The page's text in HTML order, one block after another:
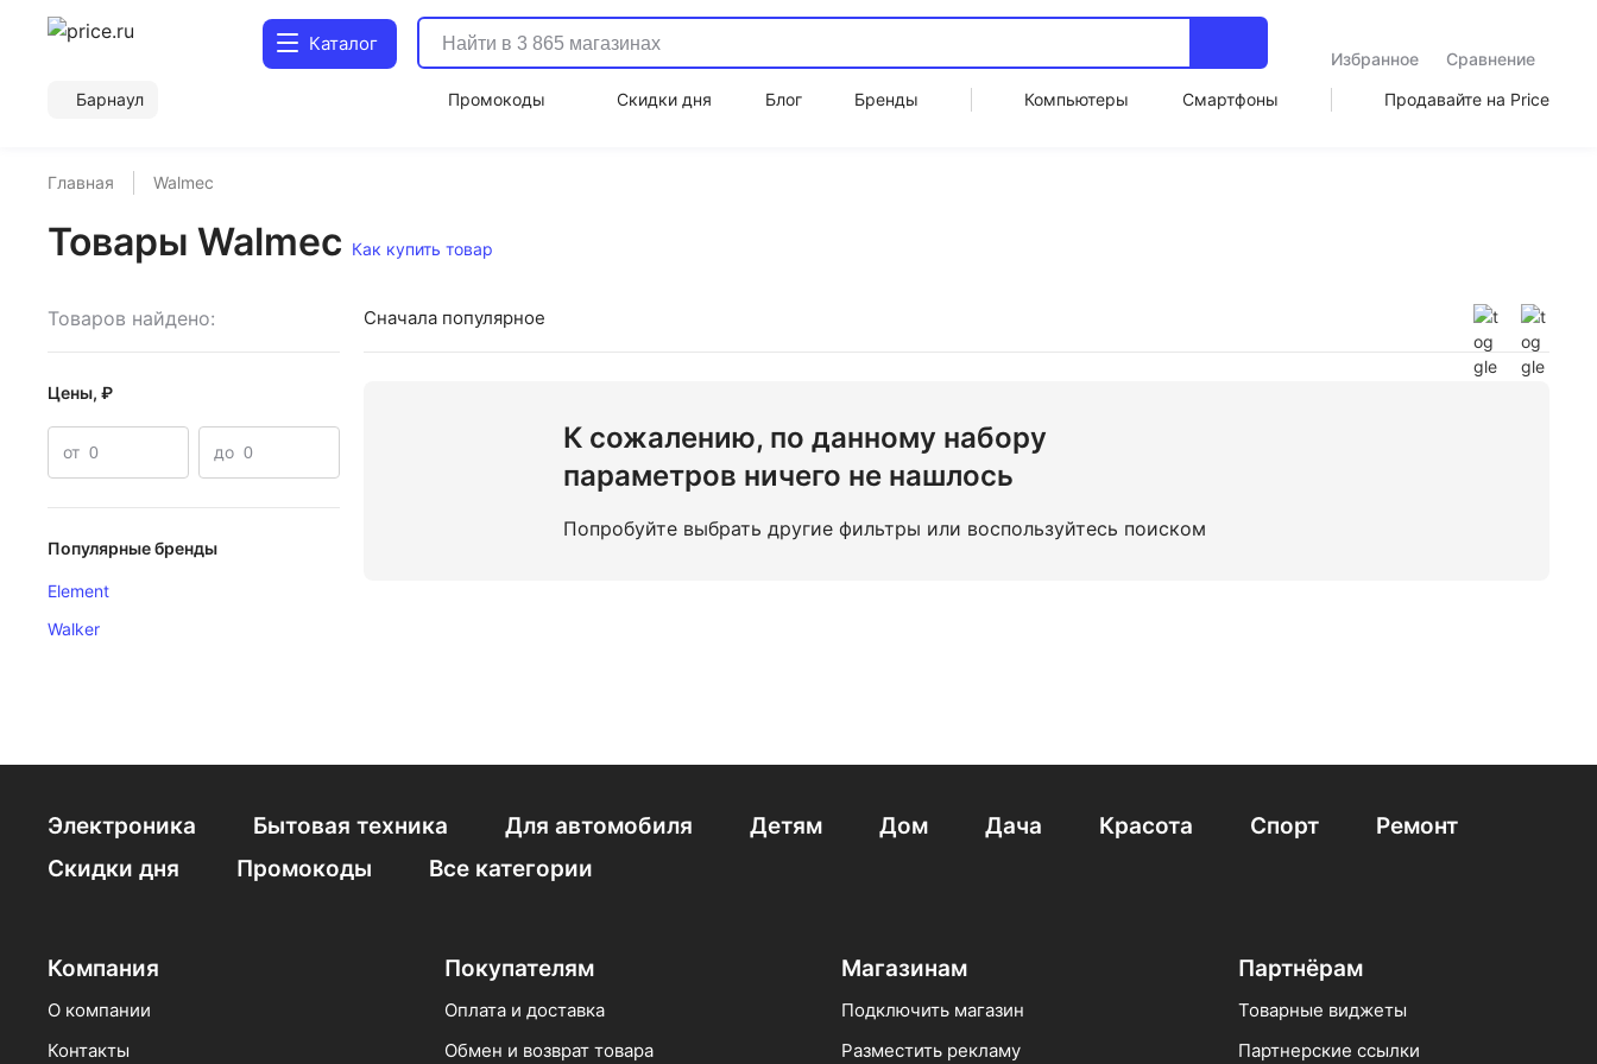
Каталог
Избранное
Сравнение
Барнаул
Промокоды Скидки дня Блог Бренды Компьютеры Смартфоны Продавайте на Price
Главная Walmec
Товары Walmec Как купить товар
Товаров найдено:
Цены, ₽
от до
Популярные бренды
Element
Walker
Сначала популярное
К сожалению, по данному набору
параметров ничего не нашлось
Попробуйте выбрать другие фильтры или воспользуйтесь поиском
Электроника Бытовая техника Для автомобиля Детям Дом Дача Красота Спорт
Ремонт
Скидки дня
Промокоды Все категории
Компания
О компании
Контакты
Покупателям
Оплата и доставка
Обмен и возврат товара
Магазинам
Подключить магазин
Разместить рекламу
Партнёрам
Товарные виджеты
Партнерские ссылки